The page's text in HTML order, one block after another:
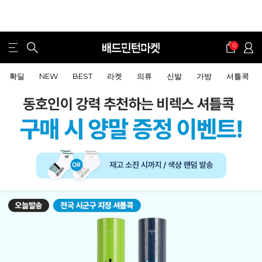
0
확딜 NEW BEST 라켓 의류 신발 가방 셔틀콕